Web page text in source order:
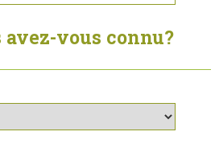
avez-vous connu?